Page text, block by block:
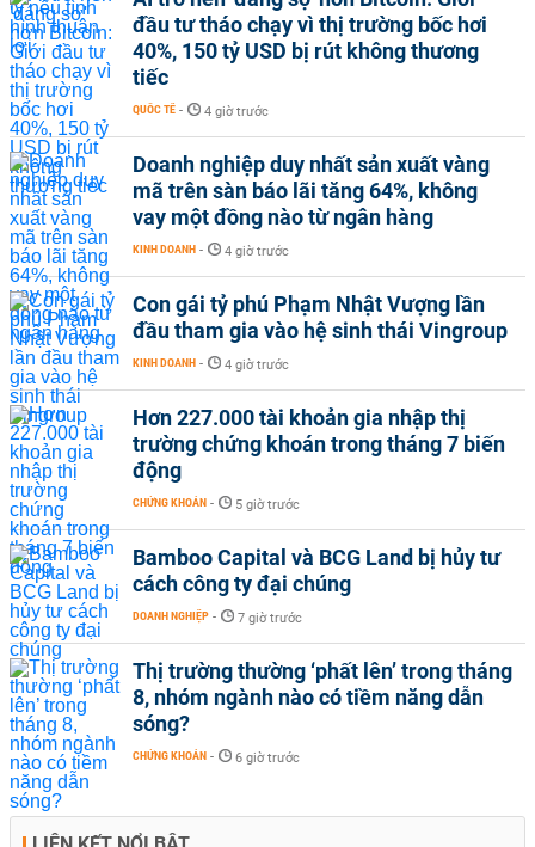
đầu tư tháo chạy vì thị trường bốc hơi
40%, 150 tỷ USD bị rút không thương
tiếc
QUỐC TẾ - 4 giờ trước
Doanh nghiệp duy nhất sản xuất vàng
mã trên sàn báo lãi tăng 64%, không
vay một đồng nào từ ngân hàng
KINH DOANH - 4 giờ trước
Con gái tỷ phú Phạm Nhật Vượng lần
đầu tham gia vào hệ sinh thái Vingroup
KINH DOANH - 4 giờ trước
Hơn 227.000 tài khoản gia nhập thị
trường chứng khoán trong tháng 7 biến
động
CHỨNG KHOÁN - 5 giờ trước
Bamboo Capital và BCG Land bị hủy tư
cách công ty đại chúng
DOANH NGHIỆP - 7 giờ trước
Thị trường thường ‘phất lên’ trong tháng
8, nhóm ngành nào có tiềm năng dẫn
sóng?
CHỨNG KHOÁN - 6 giờ trước